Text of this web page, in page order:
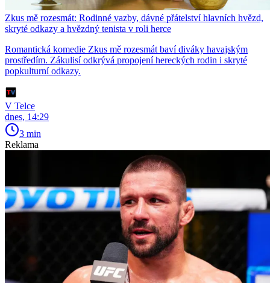
Zkus mě rozesmát: Rodinné vazby, dávné přátelství hlavních hvězd,
skryté odkazy a hvězdný tenista v roli herce
Romantická komedie Zkus mě rozesmát baví diváky havajským
prostředím. Zákulisí odkrývá propojení hereckých rodin i skryté
popkulturní odkazy.
V Telce
dnes, 14:29
3 min
Reklama